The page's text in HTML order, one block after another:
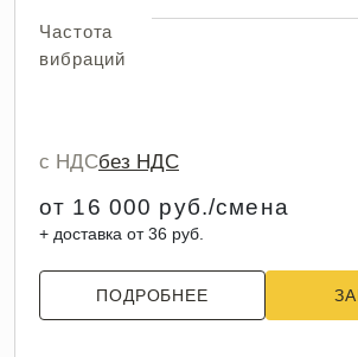
Частота
вибраций
с НДСбез НДС
от 16 000 руб./смена
+ доставка от 36 руб.
ПОДРОБНЕЕ